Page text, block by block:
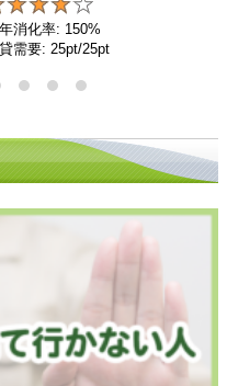
消化率: 150%
需要: 25pt/25pt